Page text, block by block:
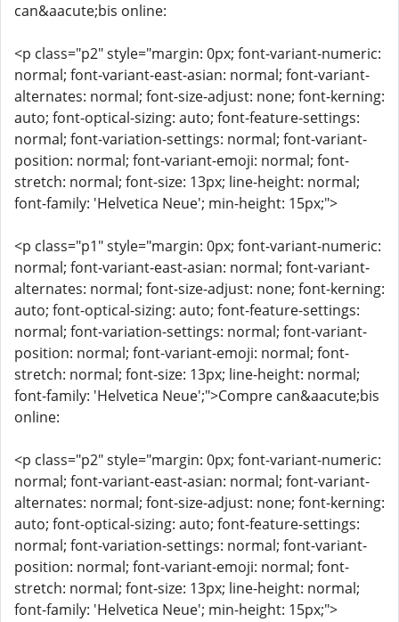
can&aacute;bis online:
<p class="p2" style="margin: 0px; font-variant-numeric:
normal; font-variant-east-asian: normal; font-variant-
alternates: normal; font-size-adjust: none; font-kerning:
auto; font-optical-sizing: auto; font-feature-settings:
normal; font-variation-settings: normal; font-variant-
position: normal; font-variant-emoji: normal; font-
stretch: normal; font-size: 13px; line-height: normal;
font-family: 'Helvetica Neue'; min-height: 15px;">
<p class="p1" style="margin: 0px; font-variant-numeric:
normal; font-variant-east-asian: normal; font-variant-
alternates: normal; font-size-adjust: none; font-kerning:
auto; font-optical-sizing: auto; font-feature-settings:
normal; font-variation-settings: normal; font-variant-
position: normal; font-variant-emoji: normal; font-
stretch: normal; font-size: 13px; line-height: normal;
font-family: 'Helvetica Neue';">Compre can&aacute;bis
online:
<p class="p2" style="margin: 0px; font-variant-numeric:
normal; font-variant-east-asian: normal; font-variant-
alternates: normal; font-size-adjust: none; font-kerning:
auto; font-optical-sizing: auto; font-feature-settings:
normal; font-variation-settings: normal; font-variant-
position: normal; font-variant-emoji: normal; font-
stretch: normal; font-size: 13px; line-height: normal;
font-family: 'Helvetica Neue'; min-height: 15px;">